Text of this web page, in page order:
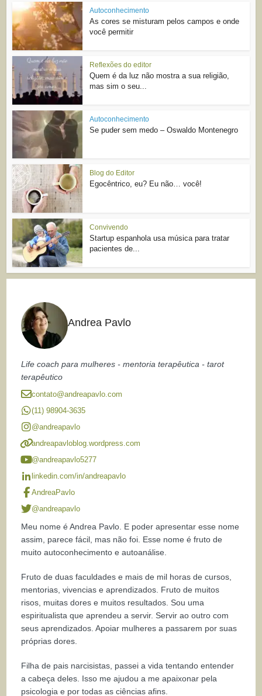
Autoconhecimento
As cores se misturam pelos campos e onde
você permitir
Reflexões do editor
Quem é da luz não mostra a sua religião,
mas sim o seu...
Autoconhecimento
Se puder sem medo – Oswaldo Montenegro
Blog do Editor
Egocêntrico, eu? Eu não… você!
Convivendo
Startup espanhola usa música para tratar
pacientes de...
Andrea Pavlo
Life coach para mulheres - mentoria terapêutica - tarot
terapêutico
contato@andreapavlo.com
(11) 98904-3635
@andreapavlo
andreapavloblog.wordpress.com
@andreapavlo5277
linkedin.com/in/andreapavlo
AndreaPavlo
@andreapavlo
Meu nome é Andrea Pavlo. E poder apresentar esse nome
assim, parece fácil, mas não foi. Esse nome é fruto de
muito autoconhecimento e autoanálise.
Fruto de duas faculdades e mais de mil horas de cursos,
mentorias, vivencias e aprendizados. Fruto de muitos
risos, muitas dores e muitos resultados. Sou uma
espiritualista que aprendeu a servir. Servir ao outro com
seus aprendizados. Apoiar mulheres a passarem por suas
próprias dores.
Filha de pais narcisistas, passei a vida tentando entender
a cabeça deles. Isso me ajudou a me apaixonar pela
psicologia e por todas as ciências afins.